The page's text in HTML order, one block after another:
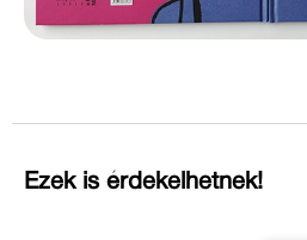
Ezek is érdekelhetnek!